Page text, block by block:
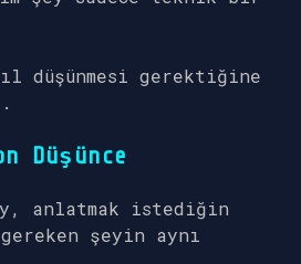
düşünmesi gerektiğine
Düşünce
anlatmak istediğin
şeyin aynı